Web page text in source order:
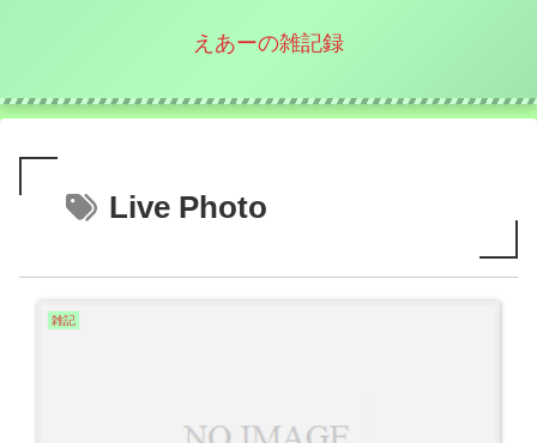
えあーの雑記録
Live Photo
雑記